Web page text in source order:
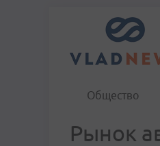
Общество
Рынок